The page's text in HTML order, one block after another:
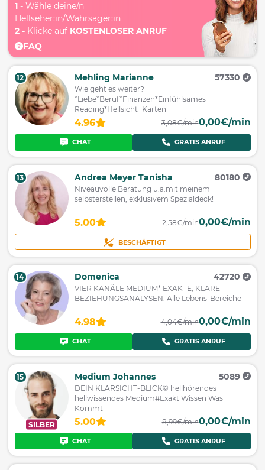
1 -Wähle deine/n
Hellseher:in/Wahrsager:in
2 -Klicke auf KOSTENLOSER ANRUF
FAQ
12 Mehling Marianne 57330
Wie geht es weiter?
*Liebe*Beruf*Finanzen*Einfühlsames
Reading*Hellsicht+Karten
4.96 3,08€/min0,00€/min
CHAT GRATIS ANRUF
13 Andrea Meyer Tanisha 80180
Niveauvolle Beratung u.a.mit meinem
selbsterstellen, exklusivem Spezialdeck!
5.00 2,58€/min0,00€/min
BESCHÄFTIGT
14 Domenica 42720
VIER KANÄLE MEDIUM* EXAKTE, KLARE
BEZIEHUNGSANALYSEN. Alle Lebens-Bereiche
4.98 4,04€/min0,00€/min
CHAT GRATIS ANRUF
SILBER
15 Medium Johannes 5089
DEIN KLARSICHT-BLICK© hellhörendes
hellwissendes Medium#Exakt Wissen Was
Kommt
5.00 8,99€/min0,00€/min
CHAT GRATIS ANRUF